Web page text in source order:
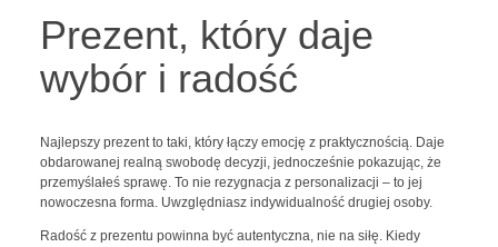
Prezent, który daje
wybór i radość
Najlepszy prezent to taki, który łączy emocję z praktycznością. Daje
obdarowanej realną swobodę decyzji, jednocześnie pokazując, że
przemyślałeś sprawę. To nie rezygnacja z personalizacji – to jej
nowoczesna forma. Uwzględniasz indywidualność drugiej osoby.
Radość z prezentu powinna być autentyczna, nie na siłę. Kiedy